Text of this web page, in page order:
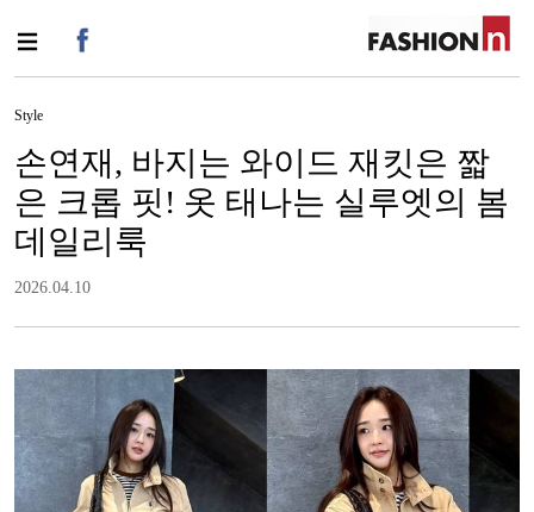
Style
손연재, 바지는 와이드 재킷은 짧
은 크롭 핏! 옷 태나는 실루엣의 봄
데일리룩
2026.04.10